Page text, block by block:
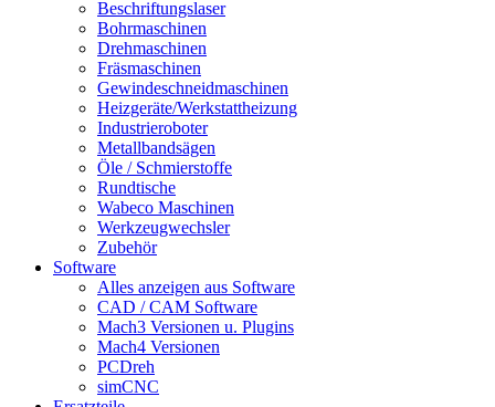
Beschriftungslaser
Bohrmaschinen
Drehmaschinen
Fräsmaschinen
Gewindeschneidmaschinen
Heizgeräte/Werkstattheizung
Industrieroboter
Metallbandsägen
Öle / Schmierstoffe
Rundtische
Wabeco Maschinen
Werkzeugwechsler
Zubehör
Software
Alles anzeigen aus Software
CAD / CAM Software
Mach3 Versionen u. Plugins
Mach4 Versionen
PCDreh
simCNC